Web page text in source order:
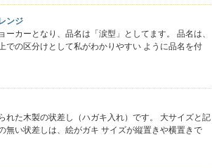
ンジ
ーカーとなり、品名は「涙型」としてます。 品名は、
での区分けとして私がわかりやすい ように品名を付
れた木製の状差し（ハガキ入れ）です。 大サイズと記
無い状差しは、絵がガキ サイズが縦置きや横置きで